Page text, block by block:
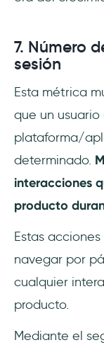
7. Número
sesión
Esta métrica
que un
plataforma/
determinado.
interacciones
producto
Estas
navegar por
cualquier
producto.
Mediante el